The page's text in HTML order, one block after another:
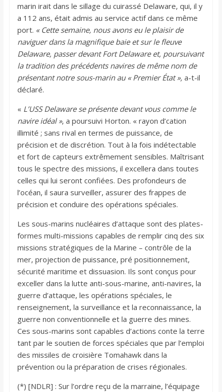
marin irait dans le sillage du cuirassé Delaware, qui, il y
a 112 ans, était admis au service actif dans ce même
port. « Cette semaine, nous avons eu le plaisir de
naviguer dans la magnifique baie et sur le fleuve
Delaware, passer devant Fort Delaware et, poursuivant
la tradition des précédents navires de même nom de
présentant notre sous-marin au « Premier État », a-t-il
déclaré.
« L’USS Delaware se présente devant vous comme le
navire idéal », a poursuivi Horton. « rayon d’cation
illimité ; sans rival en termes de puissance, de
précision et de discrétion. Tout à la fois indétectable
et fort de capteurs extrêmement sensibles. Maîtrisant
tous le spectre des missions, il excellera dans toutes
celles qui lui seront confiées. Des profondeurs de
l’océan, il saura surveiller, assurer des frappes de
précision et conduire des opérations spéciales.
Les sous-marins nucléaires d’attaque sont des plates-
formes multi-missions capables de remplir cinq des six
missions stratégiques de la Marine – contrôle de la
mer, projection de puissance, pré positionnement,
sécurité maritime et dissuasion. Ils sont conçus pour
exceller dans la lutte anti-sous-marine, anti-navires, la
guerre d’attaque, les opérations spéciales, le
renseignement, la surveillance et la reconnaissance, la
guerre non conventionnelle et la guerre des mines.
Ces sous-marins sont capables d’actions conte la terre
tant par le soutien de forces spéciales que par l’emploi
des missiles de croisière Tomahawk dans la
prévention ou la préparation de crises régionales.
(*) [NDLR] : Sur l’ordre reçu de la marraine, l’équipage